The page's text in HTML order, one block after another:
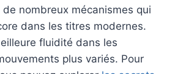
nombreux mécanismes qui
dans les titres modernes.
fluidité dans les
plus variés. Pour